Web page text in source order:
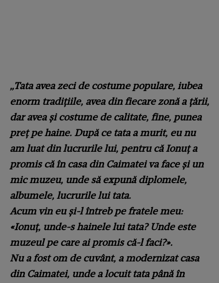
„Tata avea zeci de costume populare, iubea
enorm tradițiile, avea din fiecare zonă a țării,
dar avea și costume de calitate, fine, punea
preț pe haine. După ce tata a murit, eu nu
am luat din lucrurile lui, pentru că Ionuț a
promis că în casa din Caimatei va face și un
mic muzeu, unde să expună diplomele,
albumele, lucrurile lui tata.
Acum vin eu și-l întreb pe fratele meu:
«Ionuț, unde-s hainele lui tata? Unde este
muzeul pe care ai promis că-l faci?».
Nu a fost om de cuvânt, a modernizat casa
din Caimatei, unde a locuit tata până în